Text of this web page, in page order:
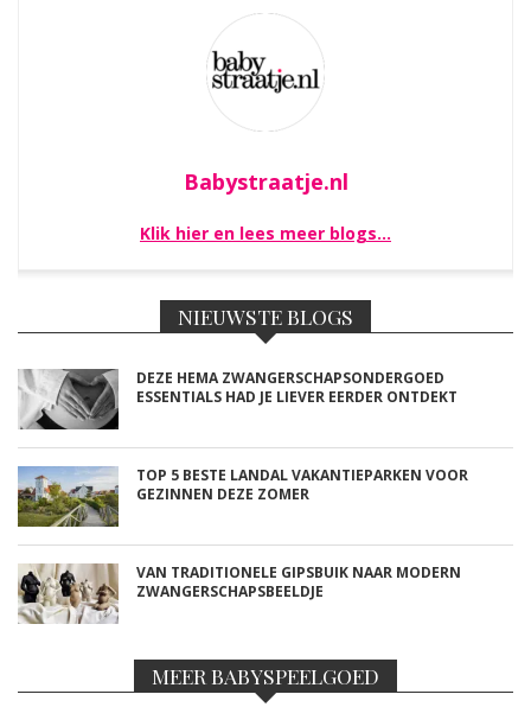
Babystraatje.nl
Klik hier en lees meer blogs…
NIEUWSTE BLOGS
DEZE HEMA ZWANGERSCHAPSONDERGOED
ESSENTIALS HAD JE LIEVER EERDER ONTDEKT
TOP 5 BESTE LANDAL VAKANTIEPARKEN VOOR
GEZINNEN DEZE ZOMER
VAN TRADITIONELE GIPSBUIK NAAR MODERN
ZWANGERSCHAPSBEELDJE
MEER BABYSPEELGOED